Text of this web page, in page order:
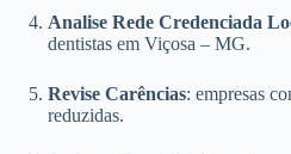
Analise Rede Credenciada
dentistas em Viçosa – MG.
Revise Carências: empresas
reduzidas.